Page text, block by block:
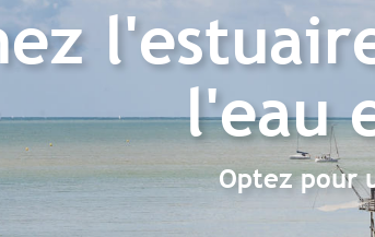
l'eau
Optez pour